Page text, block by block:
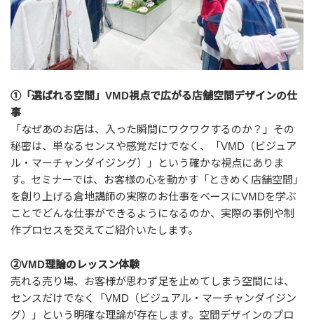
①「選ばれる空間」VMD視点で広がる店舗空間デザインの仕
事
「なぜあのお店は、入った瞬間にワクワクするのか？」その
秘密は、単なるセンスや感覚だけでなく、「VMD（ビジュア
ル・マーチャンダイジング）」という確かな視点にありま
す。セミナーでは、お客様の心を動かす「ときめく店舗空間」
を創り上げる倉地講師の実際のお仕事をベースにVMDを学ぶ
ことでどんな仕事ができるようになるのか、実際の事例や制
作プロセスを交えてご紹介いたします。
②VMD理論のレッスン体験
売れる売り場、お客様が思わず足を止めてしまう空間には、
センスだけでなく「 VMD （ビジュアル・マーチャンダイジン
グ）」という明確な理論が存在します。空間デザインのプロ